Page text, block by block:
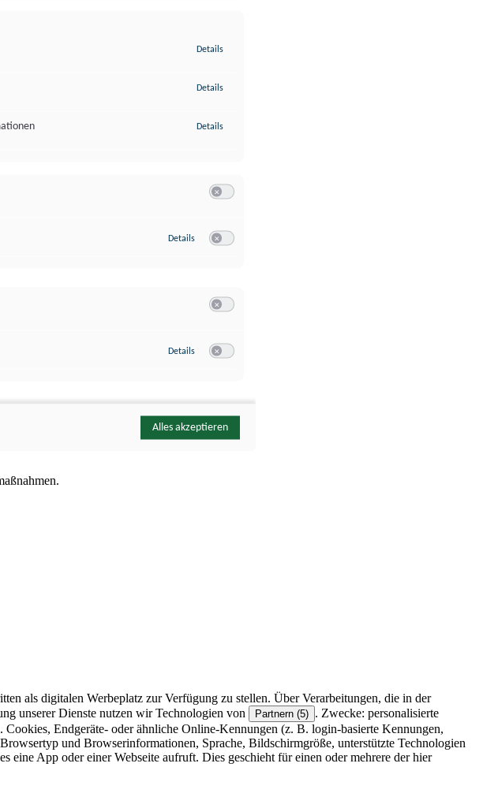
als digitalen Werbeplatz zur Verfügung zu stellen. Über Verarbeitungen, die in der
unserer Dienste nutzen wir Technologien von Partnern (5) . Zwecke: personalisierte
Endgeräte- oder ähnliche Online-Kennungen (z. B. login-basierte Kennungen,
und Browserinformationen, Sprache, Bildschirmgröße, unterstützte Technologien
eine App oder einer Webseite aufruft. Dies geschieht für einen oder mehrere der hier
Details
Details
Details
Details zu Google Analytics
Details zu YouTube
Alles akzeptieren